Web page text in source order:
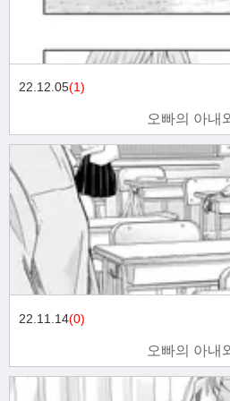
오빠의 아내
22.12.05(1)
오빠의 아내
22.11.14(0)